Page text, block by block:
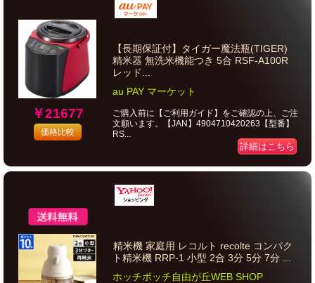
￥21677
価格比較
【長期保証付】タイガー魔法瓶(TIGER)
精米器 無洗米機能つき 5合 RSF-A100R
レッド...
au PAY マーケット
ご購入前に【ご利用ガイド】をご確認の上、ご注
文願います。【JAN】4904710420263【型番】
RS...
詳細はこちら
精米機 家庭用 レコルト recolte コンパク
ト精米機 RRP-1 小型 2合 3分 5分 7分 ...
ホッチポッチ自由が丘WEB SHOP